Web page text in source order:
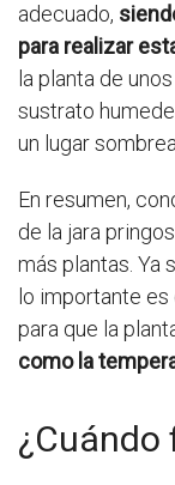
adecuado,
para realizar
la planta de
sustrato
un lugar
En resumen,
de la jara
más plantas. Ya
lo importante
para que la
como la
¿Cuándo